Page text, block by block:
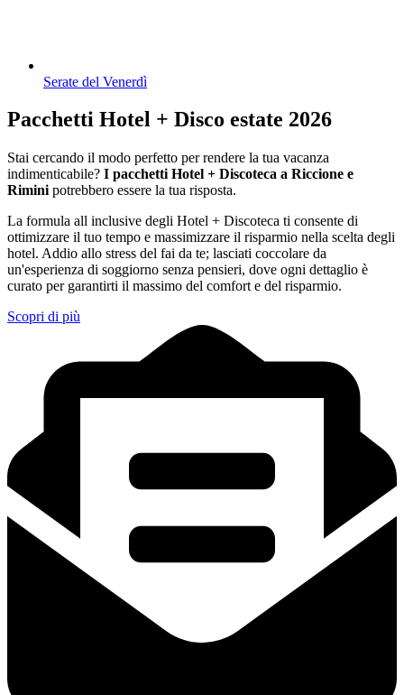
Serate del Venerdì
Pacchetti Hotel + Disco estate 2026
Stai cercando il modo perfetto per rendere la tua vacanza
indimenticabile? I pacchetti Hotel + Discoteca a Riccione e
Rimini potrebbero essere la tua risposta.
La formula all inclusive degli Hotel + Discoteca ti consente di
ottimizzare il tuo tempo e massimizzare il risparmio nella scelta degli
hotel. Addio allo stress del fai da te; lasciati coccolare da
un'esperienza di soggiorno senza pensieri, dove ogni dettaglio è
curato per garantirti il massimo del comfort e del risparmio.
Scopri di più